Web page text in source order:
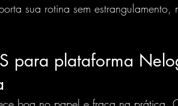
sua rotina sem
para plataforma